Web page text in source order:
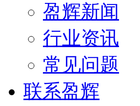
盈辉新闻
行业资讯
常见问题
联系盈辉